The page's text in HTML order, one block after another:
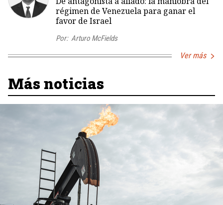
régimen de Venezuela para ganar el
favor de Israel
Por: Arturo McFields
Ver más
Más noticias